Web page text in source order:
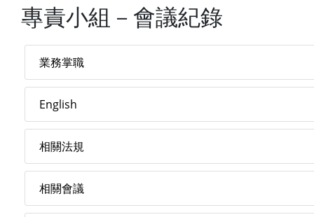
專責小組－會議紀錄
業務掌職
English
相關法規
相關會議